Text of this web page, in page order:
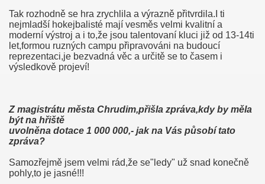
Tak rozhodně se hra zrychlila a výrazně přitvrdila.I ti
nejmladší hokejbalisté mají vesměs velmi kvalitní a
moderní výstroj a i to,že jsou talentovaní kluci již od 13-14ti
let,formou ruzných campu připravováni na budoucí
reprezentaci,je bezvadná věc a určitě se to časem i
výsledkově projeví!
Z magistrátu města Chrudim,přišla zpráva,kdy by měla
být na hřiště
uvolněna dotace 1 000 000,- jak na Vás působí tato
zpráva?
Samozřejmě jsem velmi rád,že se"ledy" už snad konečně
pohly,to je jasné!!!